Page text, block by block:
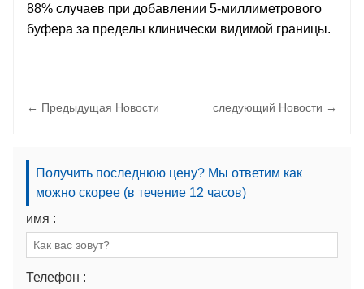
88% случаев при добавлении 5-миллиметрового
буфера за пределы клинически видимой границы.
← Предыдущая Hовости следующий Hовости →
Получить последнюю цену? Мы ответим как
можно скорее (в течение 12 часов)
имя :
Телефон :